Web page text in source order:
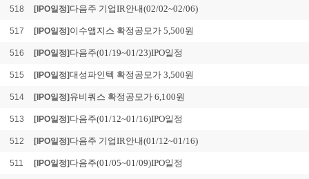
518 [IPO일정] 다음주 기업IR안내(02/02~02/06)
517 [IPO일정] 이수앱지스 확정공모가 5,500원
516 [IPO일정] 다음주(01/19~01/23)IPO일정
515 [IPO일정]대성파인텍 확정공모가 3,500원
514 [IPO일정] 유비쿼스 확정공모가 6,100원
513 [IPO일정] 다음주(01/12~01/16)IPO일정
512 [IPO일정] 다음주 기업IR안내(01/12~01/16)
511 [IPO일정] 다음주(01/05~01/09)IPO일정